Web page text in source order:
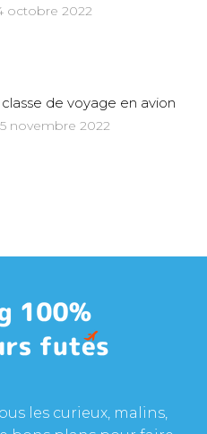
octobre 2022
classe de voyage en avion
novembre 2022
les curieux, malins,